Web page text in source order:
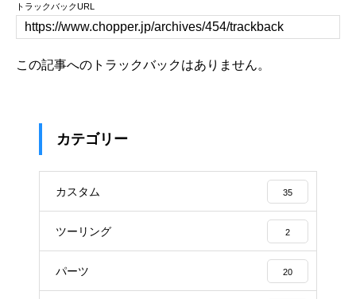
トラックバックURL
この記事へのトラックバックはありません。
カテゴリー
カスタム 35
ツーリング 2
パーツ 20